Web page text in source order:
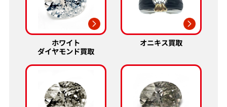
ホワイト
ダイヤモンド買取
オニキス買取